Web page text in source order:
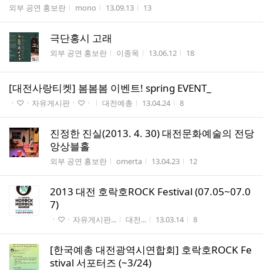
게시판명
외부 공연 홍보란 작성자
mono 작성시간
13.09.13 조회수
13
극단홍시 고래
게시판명
외부 공연 홍보란 작성자
이종목 작성시간
13.06.12 조회수
18
[대전사랑티켓] 봄봄봄 이벤트! spring EVENT_
게시판명
ㆍ♡ㆍ자유게시판ㆍ♡ㆍ 작성자
대전예총 작성시간
13.04.24 조회수
8
진정한 진실(2013. 4. 30) 대전문화예술의 전당
앙상블홀
게시판명
외부 공연 홍보란 작성자
omerta 작성시간
13.04.23 조회수
12
2013 대전 호락호ROCK Festival (07.05~07.0
7)
게시판명
ㆍ♡ㆍ자유게시판... 작성자
대전... 작성시간
13.03.14 조회수
8
[한국예총 대전광역시연합회] 호락호ROCK Fe
stival 서포터즈 (~3/24)